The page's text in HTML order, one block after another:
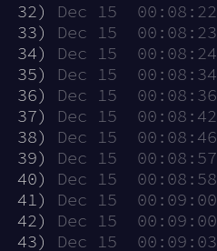
32)
Dec 15  00:08:22
33)
Dec 15  00:08:23
34)
Dec 15  00:08:24
35)
Dec 15  00:08:34
36)
Dec 15  00:08:36
37)
Dec 15  00:08:42
38)
Dec 15  00:08:46
39)
Dec 15  00:08:57
40)
Dec 15  00:08:58
41)
Dec 15  00:09:00
42)
Dec 15  00:09:00
43)
Dec 15  00:09:03